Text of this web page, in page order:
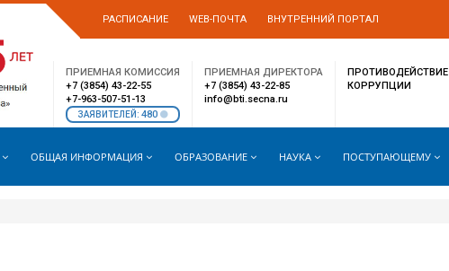
РАСПИСАНИЕ WEB-ПОЧТА ВНУТРЕННИЙ ПОРТАЛ
ПРИЕМНАЯ КОМИССИЯ
+7 (3854) 43-22-55
+7-963-507-51-13
ЗАЯВИТЕЛЕЙ: 480
ПРИЕМНАЯ ДИРЕКТОРА
+7 (3854) 43-22-85
info@bti.secna.ru
ПРОТИВОДЕЙСТВИЕ
КОРРУПЦИИ
ОБЩАЯ ИНФОРМАЦИЯ ОБРАЗОВАНИЕ НАУКА ПОСТУПАЮЩЕМУ